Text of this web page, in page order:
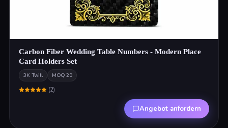
Carbon Fiber Wedding Table Numbers - Modern Place
Card Holders Set
3K Twill MOQ 20
(2)
Angebot anfordern